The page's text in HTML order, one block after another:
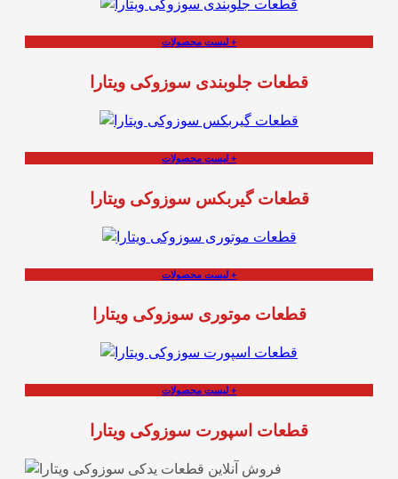
لیست محصولات +
قطعات جلوبندی سوزوکی ویتارا
لیست محصولات +
قطعات گیربکس سوزوکی ویتارا
لیست محصولات +
قطعات موتوری سوزوکی ویتارا
لیست محصولات +
قطعات اسپورت سوزوکی ویتارا